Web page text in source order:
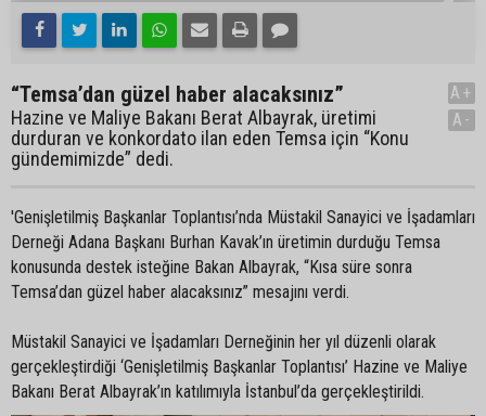
“Temsa’dan güzel haber alacaksınız”
Hazine ve Maliye Bakanı Berat Albayrak, üretimi
durduran ve konkordato ilan eden Temsa için “Konu
gündemimizde” dedi.
A+
A-
'Genişletilmiş Başkanlar Toplantısı’nda Müstakil Sanayici ve İşadamları
Derneği Adana Başkanı Burhan Kavak’ın üretimin durduğu Temsa
konusunda destek isteğine Bakan Albayrak, “Kısa süre sonra
Temsa’dan güzel haber alacaksınız” mesajını verdi.
Müstakil Sanayici ve İşadamları Derneğinin her yıl düzenli olarak
gerçekleştirdiği ‘Genişletilmiş Başkanlar Toplantısı’ Hazine ve Maliye
Bakanı Berat Albayrak’ın katılımıyla İstanbul’da gerçekleştirildi.